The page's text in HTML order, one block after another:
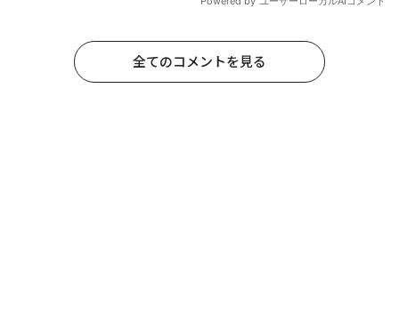
全てのコメントを見る